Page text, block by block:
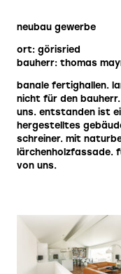
neubau gewerbe
ort: görisried
bauherr: thomas
banale fertighallen.
nicht für den
uns. entstanden ist
hergestelltes
schreiner. mit
lärchenholzfassade.
von uns.